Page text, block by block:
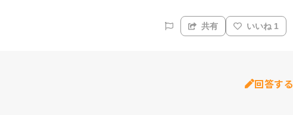
共有 いいね 1
回答する